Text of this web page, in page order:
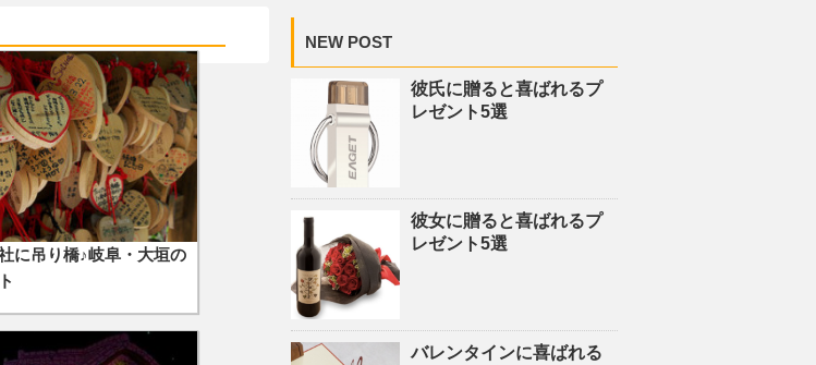
に吊り橋♪岐阜・大垣の
NEW POST
彼氏に贈ると喜ばれるプ
レゼント5選
彼女に贈ると喜ばれるプ
レゼント5選
バレンタインに喜ばれる